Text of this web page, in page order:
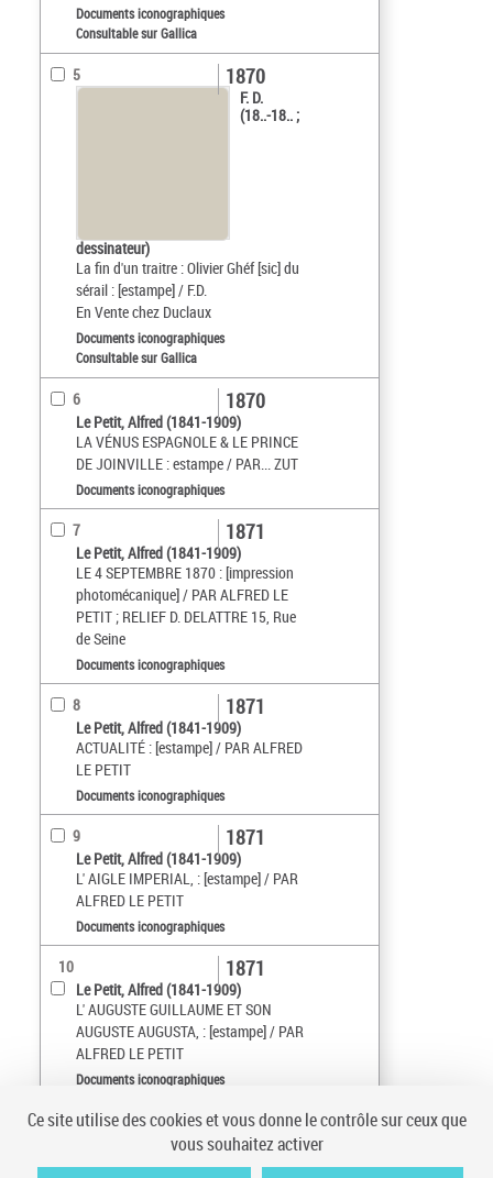
Documents iconographiques
Consultable sur Gallica
5
F. D.
(18..-18.. ;
dessinateur)
La fin d'un traitre : Olivier Ghéf [sic] du
sérail : [estampe] / F.D.
En Vente chez Duclaux
1870
Documents iconographiques
Consultable sur Gallica
6
Le Petit, Alfred (1841-1909)
LA VÉNUS ESPAGNOLE & LE PRINCE
DE JOINVILLE : estampe / PAR... ZUT
1870
Documents iconographiques
7
Le Petit, Alfred (1841-1909)
LE 4 SEPTEMBRE 1870 : [impression
photomécanique] / PAR ALFRED LE
PETIT ; RELIEF D. DELATTRE 15, Rue
de Seine
1871
Documents iconographiques
8
Le Petit, Alfred (1841-1909)
ACTUALITÉ : [estampe] / PAR ALFRED
LE PETIT
1871
Documents iconographiques
9
Le Petit, Alfred (1841-1909)
L' AIGLE IMPERIAL, : [estampe] / PAR
ALFRED LE PETIT
1871
Documents iconographiques
10
Le Petit, Alfred (1841-1909)
L' AUGUSTE GUILLAUME ET SON
AUGUSTE AUGUSTA, : [estampe] / PAR
ALFRED LE PETIT
1871
Documents iconographiques
Date (croissant)
sur 3
10
Ce site utilise des cookies et vous donne le contrôle sur ceux que
vous souhaitez activer